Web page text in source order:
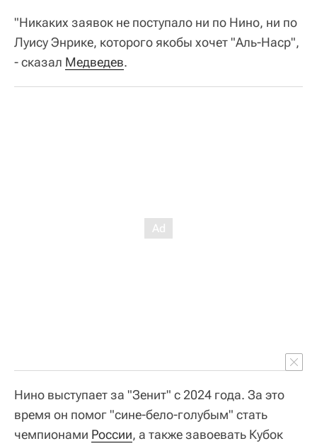
"Никаких заявок не поступало ни по Нино, ни по
Луису Энрике, которого якобы хочет "Аль-Наср",
- сказал Медведев.
Нино выступает за "Зенит" с 2024 года. За это
время он помог "сине-бело-голубым" стать
чемпионами России, а также завоевать Кубок